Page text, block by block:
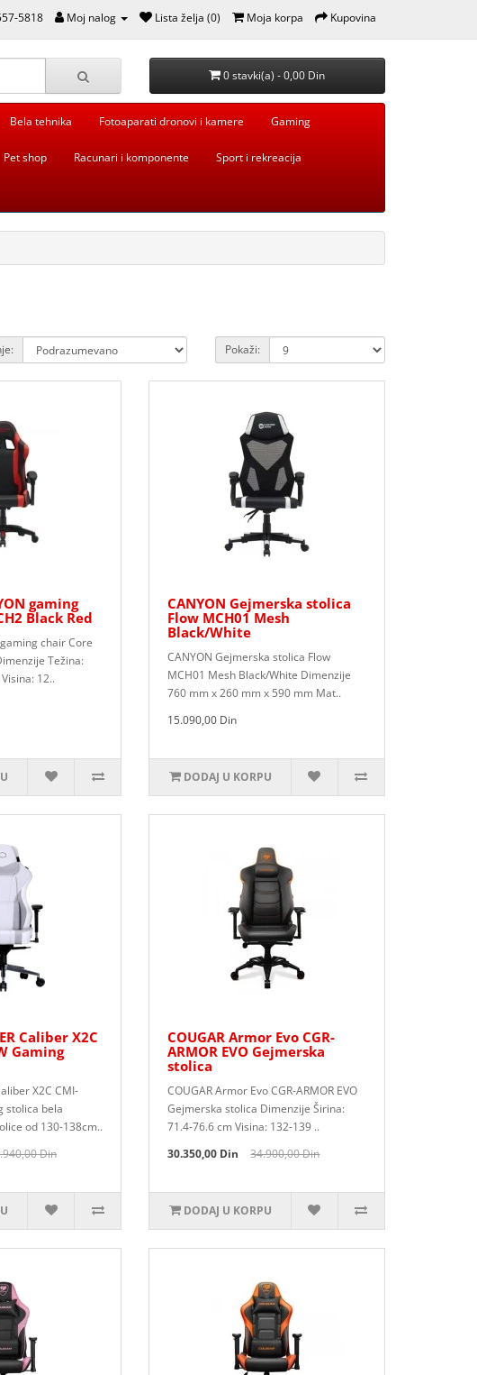
5818 Moj nalog Lista želja (0) Moja korpa Kupovina
0 stavki(a) - 0,00 Din
Bela tehnika Fotoaparati dronovi i kamere Gaming
Pet shop Racunari i komponente Sport i rekreacija
Pokaži:
gaming
Black Red
chair Core
Težina:
12..
CANYON Gejmerska stolica
Flow MCH01 Mesh
Black/White
CANYON Gejmerska stolica Flow
MCH01 Mesh Black/White Dimenzije
760 mm x 260 mm x 590 mm Mat..
15.090,00 Din
DODAJ U KORPU
Caliber X2C
Gaming
X2C CMI-
stolica bela
od 130-138cm..
Din
COUGAR Armor Evo CGR-
ARMOR EVO Gejmerska
stolica
COUGAR Armor Evo CGR-ARMOR EVO
Gejmerska stolica Dimenzije Širina:
71.4-76.6 cm Visina: 132-139 ..
30.350,00 Din
34.900,00 Din
DODAJ U KORPU